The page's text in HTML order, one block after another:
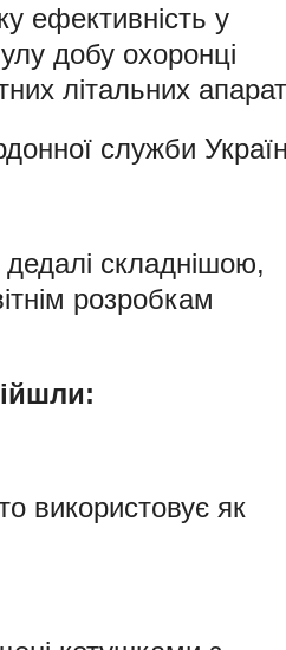
ефективність у
добу охоронці
літальних
служби
складнішою,
розробкам
використовує як